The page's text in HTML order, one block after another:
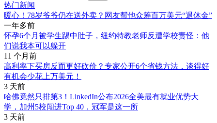
热门新闻
暖心！78岁爷爷仍在送外卖？网友帮他众筹百万美元“退休金”
一年多前
怀孕6个月被学生踢中肚子，纽约特教老师反遭学校责怪：他
们说我本可以躲开
11 个月前
高利率下买房反而更好砍价？专家公开6个省钱方法，谈得好
有机会少花上万美元！
3 天前
哈佛竟然只排第3！LinkedIn公布2026全美最有就业优势大
学，加州5校闯进Top 40，冠军是这一所
3 天前